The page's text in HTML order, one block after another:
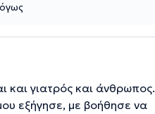
και γιατρός και άνθρωπος.
εξήγησε, με βοήθησε να